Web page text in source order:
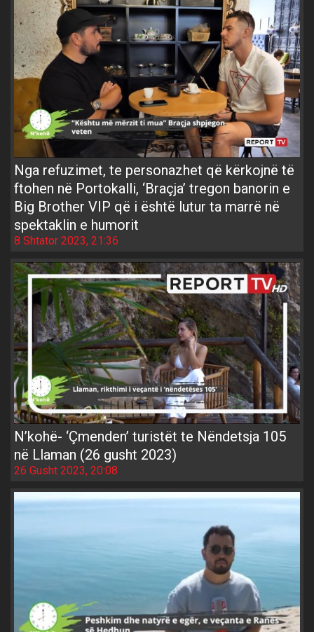
Nga refuzimet, te personazhet që kërkojnë të
ftohen në Portokalli, ‘Braçja’ tregon banorin e
Big Brother VIP që i është lutur ta marrë në
spektaklin e humorit
8 Shtator 2023, 21:36
N’kohë- ‘Çmenden’ turistët te Nëndetsja 105
në Llaman (26 gusht 2023)
26 Gusht 2023, 20:08